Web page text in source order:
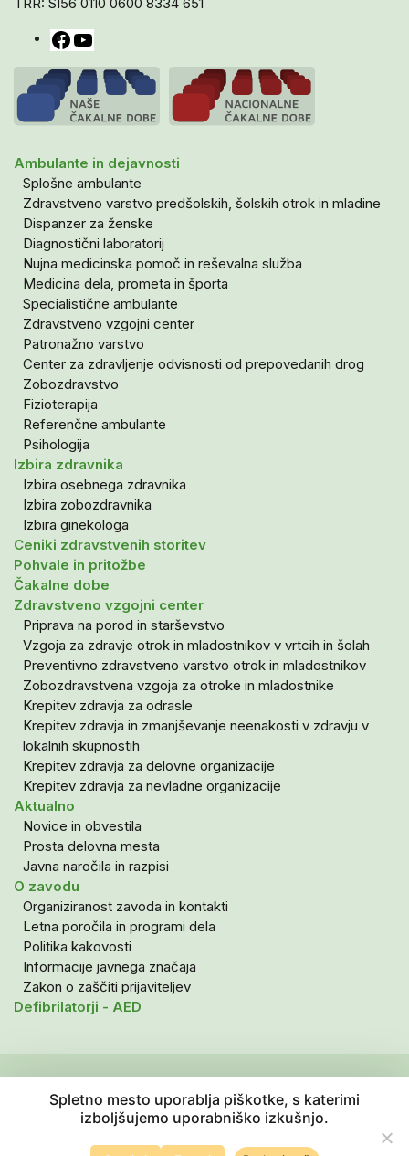
Spletno mesto uporablja piškotke, s katerimi
izboljšujemo uporabniško izkušnjo.
Facebook
Ambulante in dejavnosti
Splošne ambulante
Zdravstveno varstvo predšolskih, šolskih otrok in mladine
Dispanzer za ženske
Diagnostični laboratorij
Nujna medicinska pomoč in reševalna služba
Medicina dela, prometa in športa
Specialistične ambulante
Zdravstveno vzgojni center
Patronažno varstvo
Center za zdravljenje odvisnosti od prepovedanih drog
Zobozdravstvo
Fizioterapija
Referenčne ambulante
Psihologija
Izbira zdravnika
Izbira osebnega zdravnika
Izbira zobozdravnika
Izbira ginekologa
Ceniki zdravstvenih storitev
Pohvale in pritožbe
Čakalne dobe
Zdravstveno vzgojni center
Priprava na porod in starševstvo
Vzgoja za zdravje otrok in mladostnikov v vrtcih in šolah
Preventivno zdravstveno varstvo otrok in mladostnikov
Zobozdravstvena vzgoja za otroke in mladostnike
Krepitev zdravja za odrasle
Krepitev zdravja in zmanjševanje neenakosti v zdravju v
lokalnih skupnostih
Krepitev zdravja za delovne organizacije
Krepitev zdravja za nevladne organizacije
Aktualno
Novice in obvestila
Prosta delovna mesta
Javna naročila in razpisi
O zavodu
Organiziranost zavoda in kontakti
Letna poročila in programi dela
Politika kakovosti
Informacije javnega značaja
Zakon o zaščiti prijaviteljev
Defibrilatorji - AED
Politika zasebnosti in varovanje osebnih podatkov
Izjava o dostopnosti